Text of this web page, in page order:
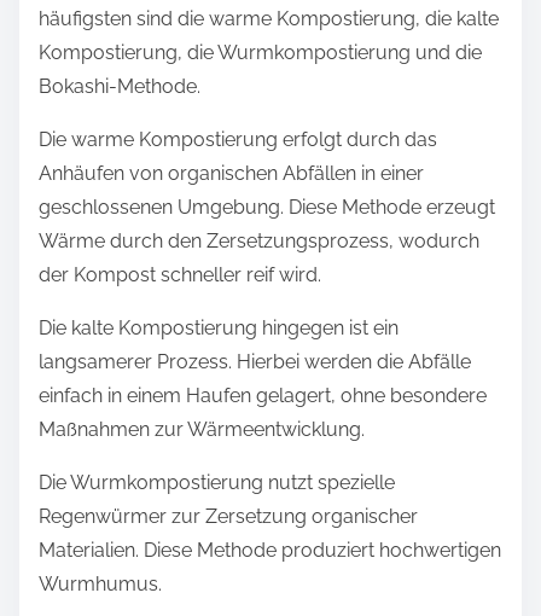
häufigsten sind die warme Kompostierung, die kalte
Kompostierung, die Wurmkompostierung und die
Bokashi-Methode.
Die warme Kompostierung erfolgt durch das
Anhäufen von organischen Abfällen in einer
geschlossenen Umgebung. Diese Methode erzeugt
Wärme durch den Zersetzungsprozess, wodurch
der Kompost schneller reif wird.
Die kalte Kompostierung hingegen ist ein
langsamerer Prozess. Hierbei werden die Abfälle
einfach in einem Haufen gelagert, ohne besondere
Maßnahmen zur Wärmeentwicklung.
Die Wurmkompostierung nutzt spezielle
Regenwürmer zur Zersetzung organischer
Materialien. Diese Methode produziert hochwertigen
Wurmhumus.